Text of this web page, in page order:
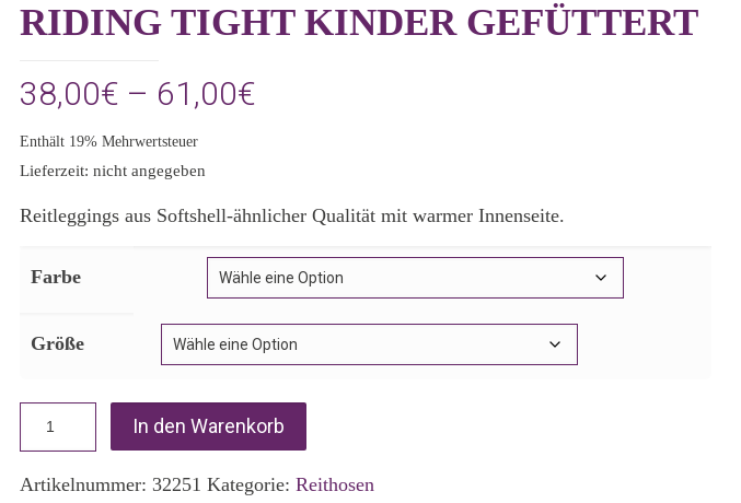
RIDING TIGHT KINDER GEFÜTTERT
38,00€ – 61,00€
Enthält 19% Mehrwertsteuer
Lieferzeit: nicht angegeben
Reitleggings aus Softshell-ähnlicher Qualität mit warmer Innenseite.
Farbe
Größe
In den Warenkorb
Artikelnummer:32251 Kategorie:Reithosen